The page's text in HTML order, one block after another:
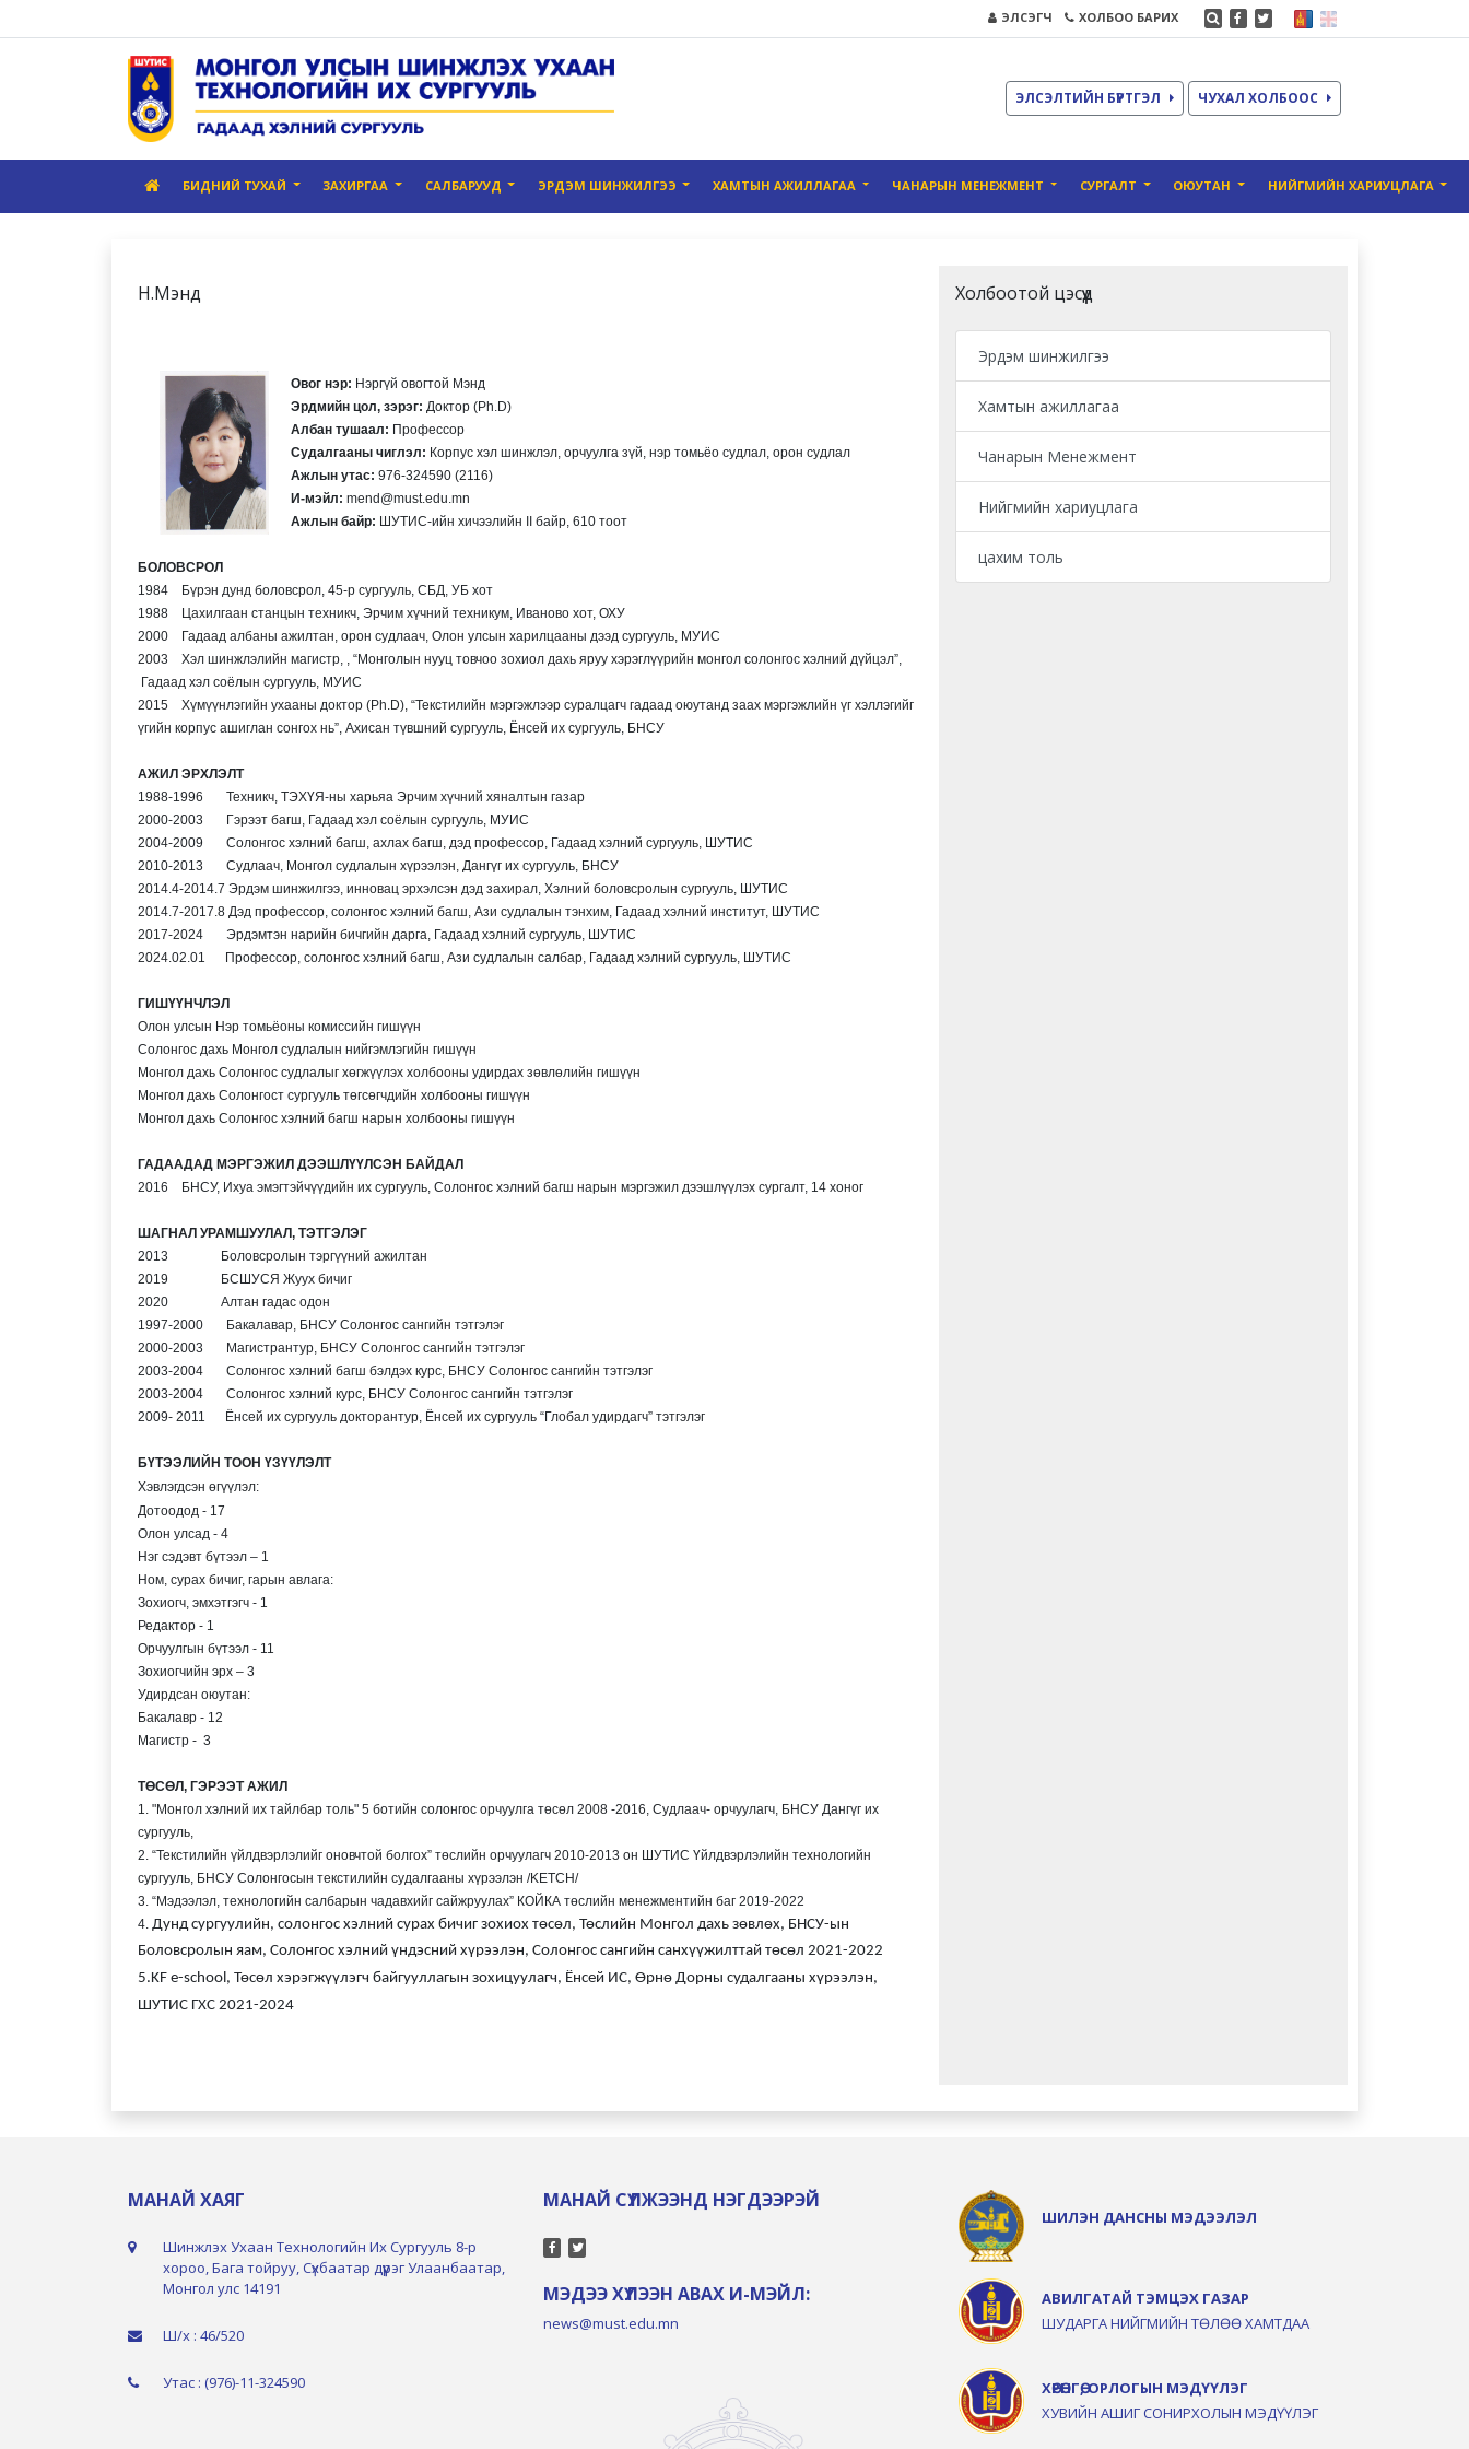
ЭЛСЭГЧ ХОЛБОО БАРИХ
ЭЛСЭЛТИЙН БҮРТГЭЛ ЧУХАЛ ХОЛБООС
БИДНИЙ ТУХАЙ ЗАХИРГАА САЛБАРУУД ЭРДЭМ ШИНЖИЛГЭЭ ХАМТЫН АЖИЛЛАГАА ЧАНАРЫН МЕНЕЖМЕНТ СУРГАЛТ ОЮУТАН НИЙГМИЙН ХАРИУЦЛАГА
Н.Мэнд
Овог нэр: Нэргүй овогтой Мэнд
Эрдмийн цол, зэрэг: Доктор (Ph.D)
Албан тушаал: Профессор
Судалгааны чиглэл: Корпус хэл шинжлэл, орчуулга зүй, нэр томьёо судлал, орон судлал
Ажлын утас: 976-324590 (2116)
И-мэйл: mend@must.edu.mn
Ажлын байр: ШУТИС-ийн хичээлийн II байр, 610 тоот
БОЛОВСРОЛ
1984 Бүрэн дунд боловсрол, 45-р сургууль, СБД, УБ хот
1988 Цахилгаан станцын техникч, Эрчим хүчний техникум, Иваново хот, ОХУ
2000 Гадаад албаны ажилтан, орон судлаач, Олон улсын харилцааны дээд сургууль, МУИС
2003 Хэл шинжлэлийн магистр, , “Монголын нууц товчоо зохиол дахь яруу хэрэглүүрийн монгол солонгос хэлний дүйцэл”,
Гадаад хэл соёлын сургууль, МУИС
2015 Хүмүүнлэгийн ухааны доктор (Ph.D), “Текстилийн мэргэжлээр суралцагч гадаад оюутанд заах мэргэжлийн үг хэллэгийг
үгийн корпус ашиглан сонгох нь”, Ахисан түвшний сургууль, Ёнсей их сургууль, БНСУ
АЖИЛ ЭРХЛЭЛТ
1988-1996 Техникч, ТЭХҮЯ-ны харьяа Эрчим хүчний хяналтын газар
2000-2003 Гэрээт багш, Гадаад хэл соёлын сургууль, МУИС
2004-2009 Солонгос хэлний багш, ахлах багш, дэд профессор, Гадаад хэлний сургууль, ШУТИС
2010-2013 Судлаач, Монгол судлалын хүрээлэн, Дангүг их сургууль, БНСУ
2014.4-2014.7 Эрдэм шинжилгээ, инновац эрхэлсэн дэд захирал, Хэлний боловсролын сургууль, ШУТИС
2014.7-2017.8 Дэд профессор, солонгос хэлний багш, Ази судлалын тэнхим, Гадаад хэлний институт, ШУТИС
2017-2024 Эрдэмтэн нарийн бичгийн дарга, Гадаад хэлний сургууль, ШУТИС
2024.02.01 Профессор, солонгос хэлний багш, Ази судлалын салбар, Гадаад хэлний сургууль, ШУТИС
ГИШҮҮНЧЛЭЛ
Олон улсын Нэр томьёоны комиссийн гишүүн
Солонгос дахь Монгол судлалын нийгэмлэгийн гишүүн
Монгол дахь Солонгос судлалыг хөгжүүлэх холбооны удирдах зөвлөлийн гишүүн
Монгол дахь Солонгост сургууль төгсөгчдийн холбооны гишүүн
Монгол дахь Солонгос хэлний багш нарын холбооны гишүүн
ГАДААДАД МЭРГЭЖИЛ ДЭЭШЛҮҮЛСЭН БАЙДАЛ
2016 БНСУ, Ихуа эмэгтэйчүүдийн их сургууль, Солонгос хэлний багш нарын мэргэжил дээшлүүлэх сургалт, 14 хоног
ШАГНАЛ УРАМШУУЛАЛ, ТЭТГЭЛЭГ
2013 Боловсролын тэргүүний ажилтан
2019 БСШУСЯ Жуух бичиг
2020 Алтан гадас одон
1997-2000 Бакалавар, БНСУ Солонгос сангийн тэтгэлэг
2000-2003 Магистрантур, БНСУ Солонгос сангийн тэтгэлэг
2003-2004 Солонгос хэлний багш бэлдэх курс, БНСУ Солонгос сангийн тэтгэлэг
2003-2004 Солонгос хэлний курс, БНСУ Солонгос сангийн тэтгэлэг
2009- 2011 Ёнсей их сургууль докторантур, Ёнсей их сургууль “Глобал удирдагч” тэтгэлэг
БҮТЭЭЛИЙН ТООН ҮЗҮҮЛЭЛТ
Хэвлэгдсэн өгүүлэл:
Дотоодод - 17
Олон улсад - 4
Нэг сэдэвт бүтээл – 1
Ном, сурах бичиг, гарын авлага:
Зохиогч, эмхэтгэгч - 1
Редактор - 1
Орчуулгын бүтээл - 11
Зохиогчийн эрх – 3
Удирдсан оюутан:
Бакалавр - 12
Магистр - 3
ТӨСӨЛ, ГЭРЭЭТ АЖИЛ
1. "Монгол хэлний их тайлбар толь" 5 ботийн солонгос орчуулга төсөл 2008 -2016, Судлаач- орчуулагч, БНСУ Дангүг их
сургууль,
2. “Текстилийн үйлдвэрлэлийг оновчтой болгох” төслийн орчуулагч 2010-2013 он ШУТИС Үйлдвэрлэлийн технологийн
сургууль, БНСУ Солонгосын текстилийн судалгааны хүрээлэн /KETCH/
3. “Мэдээлэл, технологийн салбарын чадавхийг сайжруулах” КОЙКА төслийн менежментийн баг 2019-2022
4. Дунд сургуулийн, солонгос хэлний сурах бичиг зохиох төсөл, Төслийн Монгол дахь зөвлөх, БНСУ-ын
Боловсролын яам, Солонгос хэлний үндэсний хүрээлэн, Солонгос сангийн санхүүжилттай төсөл 2021-2022
5.KF e-school, Төсөл хэрэгжүүлэгч байгууллагын зохицуулагч, Ёнсей ИС, Өрнө Дорны судалгааны хүрээлэн,
ШУТИС ГХС 2021-2024
Холбоотой цэсүүд
Эрдэм шинжилгээ
Хамтын ажиллагаа
Чанарын Менежмент
Нийгмийн хариуцлага
цахим толь
МАНАЙ ХАЯГ
Шинжлэх Ухаан Технологийн Их Сургууль 8-р
хороо, Бага тойруу, Сүхбаатар дүүрэг Улаанбаатар,
Монгол улс 14191
Ш/х : 46/520
Утас : (976)-11-324590
МАНАЙ СҮЛЖЭЭНД НЭГДЭЭРЭЙ
МЭДЭЭ ХҮЛЭЭН АВАХ И-МЭЙЛ:
news@must.edu.mn
ШИЛЭН ДАНСНЫ МЭДЭЭЛЭЛ
АВИЛГАТАЙ ТЭМЦЭХ ГАЗАР
ШУДАРГА НИЙГМИЙН ТӨЛӨӨ ХАМТДАА
ХӨРӨНГӨ, ОРЛОГЫН МЭДҮҮЛЭГ
ХУВИЙН АШИГ СОНИРХОЛЫН МЭДҮҮЛЭГ